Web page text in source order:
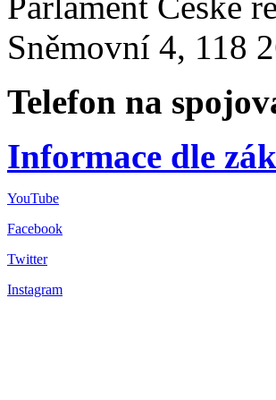
Sněmovní 4, 118
Telefon na
Informace dle
YouTube
Facebook
Twitter
Instagram